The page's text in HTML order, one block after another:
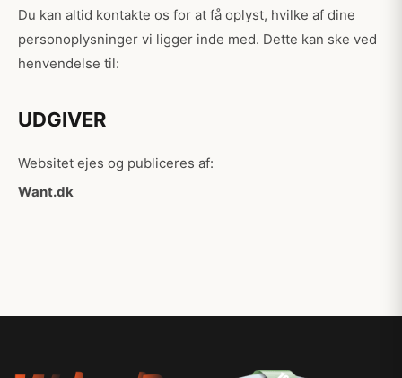
Du kan altid kontakte os for at få oplyst, hvilke af dine
personoplysninger vi ligger inde med. Dette kan ske ved
henvendelse til:
UDGIVER
Websitet ejes og publiceres af:
Want.dk